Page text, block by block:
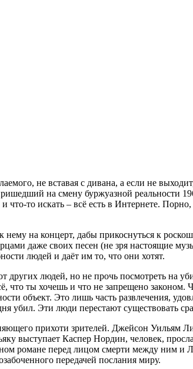
не вставая с дивана, а если не
на смену буржуазной реальности
то искать – всё есть в Интернете.
на концерт, дабы прикоснуться к
даже своих песен (не зря настоящие
людей и даёт им то, что они хотят.
людей, но не прочь посмотреть на
что ты хочешь и что не запрещено законом.
объект. Это лишь часть развлечения,
убил. Эти люди перестают существовать
прихоти зрителей. Джейсон Уильям
выступает Каспер Нордин, человек,
романе перед лицом смерти между ним
передачей послания миру.